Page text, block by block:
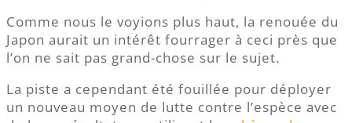
Comme nous le voyions plus haut, la renouée du
Japon aurait un intérêt fourrager à ceci près que
l’on ne sait pas grand-chose sur le sujet.
La piste a cependant été fouillée pour déployer
un nouveau moyen de lutte contre l’espèce avec